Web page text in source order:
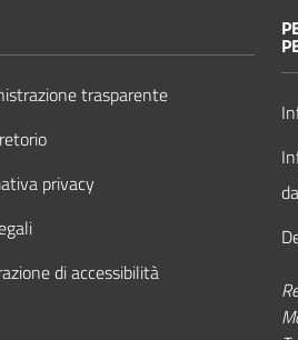
trasparente
privacy
di accessibilità